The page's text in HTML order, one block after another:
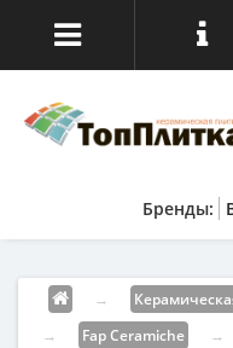
→
→
Fap Ceramiche →